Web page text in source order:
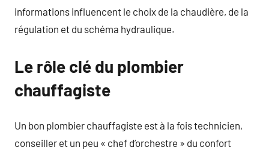
informations influencent le choix de la chaudière, de la
régulation et du schéma hydraulique.
Le rôle clé du plombier
chauffagiste
Un bon plombier chauffagiste est à la fois technicien,
conseiller et un peu « chef d’orchestre » du confort